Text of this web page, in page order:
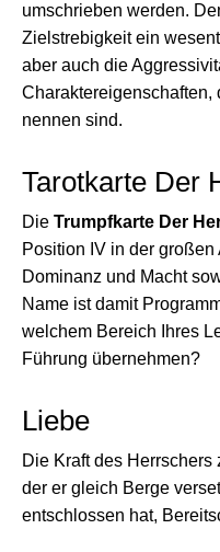
umschrieben werden.
Zielstrebigkeit ein
aber auch die
Charaktereigenschaften,
nennen sind.
Tarotkarte Der
Die Trumpfkarte Der
Position IV in der großen
Dominanz und Macht
Name ist damit
welchem Bereich Ihres
Führung übernehmen?
Liebe
Die Kraft des
der er gleich Berge
entschlossen hat,